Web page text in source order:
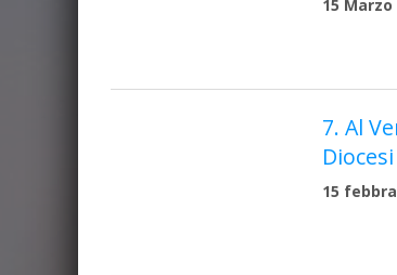
15 Marzo
7. Al
Diocesi
15